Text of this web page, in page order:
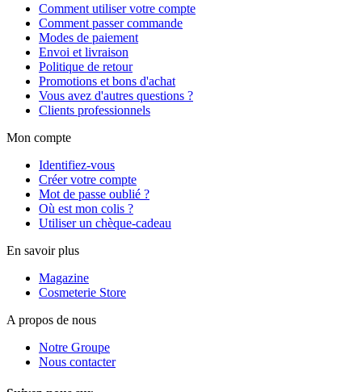
Comment utiliser votre compte
Comment passer commande
Modes de paiement
Envoi et livraison
Politique de retour
Promotions et bons d'achat
Vous avez d'autres questions ?
Clients professionnels
Mon compte
Identifiez-vous
Créer votre compte
Mot de passe oublié ?
Où est mon colis ?
Utiliser un chèque-cadeau
En savoir plus
Magazine
Cosmeterie Store
A propos de nous
Notre Groupe
Nous contacter